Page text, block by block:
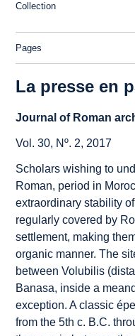
Collection
Pages
La presse en
Journal of Roman
Vol. 30, Nº. 2, 2017
Scholars wishing to
Roman, period in
extraordinary stability
regularly covered by
settlement, making
organic manner. The
between Volubilis
Banasa, inside a
exception. A classic
from the 5th c. B.C.